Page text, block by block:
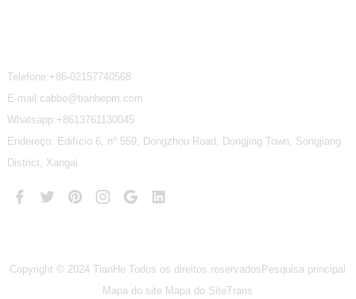
Telefone: +86-02157740568
E-mail:cabbo@tianhepm.com
Whatsapp: +8613761130045
Endereço: Edifício 6, nº 559, Dongzhou Road, Dongjing Town, Songjiang
District, Xangai
Copyright © 2024 TianHe Todos os direitos reservados Pesquisa principal
Mapa do site Mapa do SiteTrans